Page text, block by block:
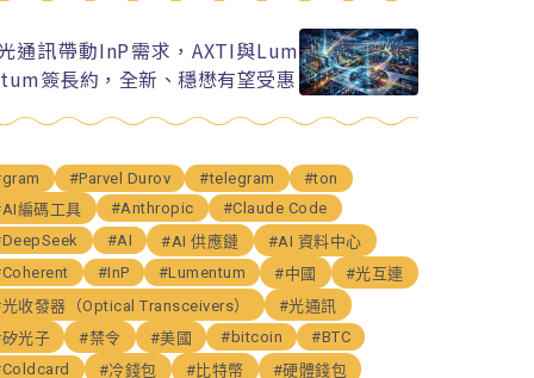
通訊帶動InP需求，AXTI與Lum
簽長約，全新、穩懋有望受惠
#Parvel Durov #telegram
#ton
編碼工具
#Anthropic
#Claude Code
#AI #AI 供應鏈
#AI 資料中心
#InP #Lumentum #中國
#光互連
收發器（Optical Transceivers）
#光通訊
光子
#禁令 #美國 #bitcoin
#BTC
#冷錢包 #比特幣
#硬體錢包